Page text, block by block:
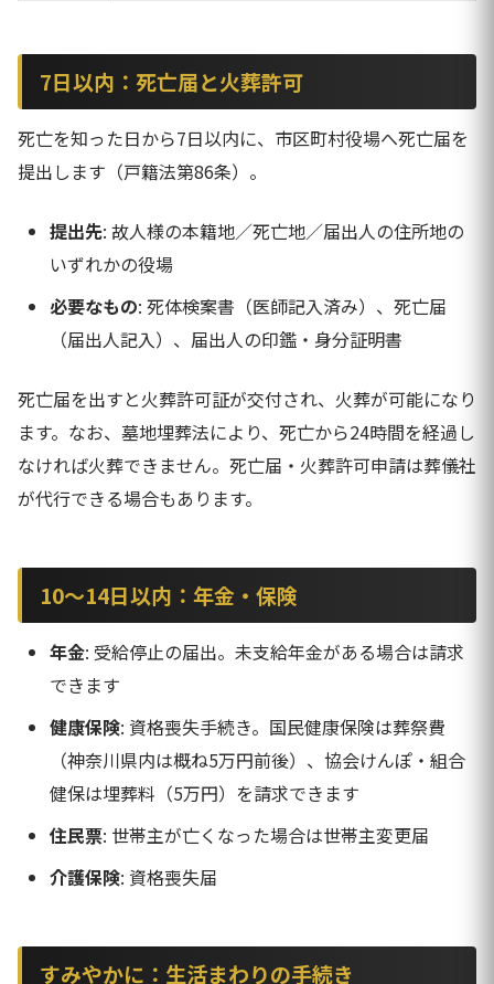
7日以内：死亡届と火葬許可
死亡を知った日から7日以内に、市区町村役場へ死亡届を
提出します（戸籍法第86条）。
提出先: 故人様の本籍地／死亡地／届出人の住所地の
いずれかの役場
必要なもの: 死体検案書（医師記入済み）、死亡届
（届出人記入）、届出人の印鑑・身分証明書
死亡届を出すと火葬許可証が交付され、火葬が可能になり
ます。なお、墓地埋葬法により、死亡から24時間を経過し
なければ火葬できません。死亡届・火葬許可申請は葬儀社
が代行できる場合もあります。
10〜14日以内：年金・保険
年金: 受給停止の届出。未支給年金がある場合は請求
できます
健康保険: 資格喪失手続き。国民健康保険は葬祭費
（神奈川県内は概ね5万円前後）、協会けんぽ・組合
健保は埋葬料（5万円）を請求できます
住民票: 世帯主が亡くなった場合は世帯主変更届
介護保険: 資格喪失届
すみやかに：生活まわりの手続き